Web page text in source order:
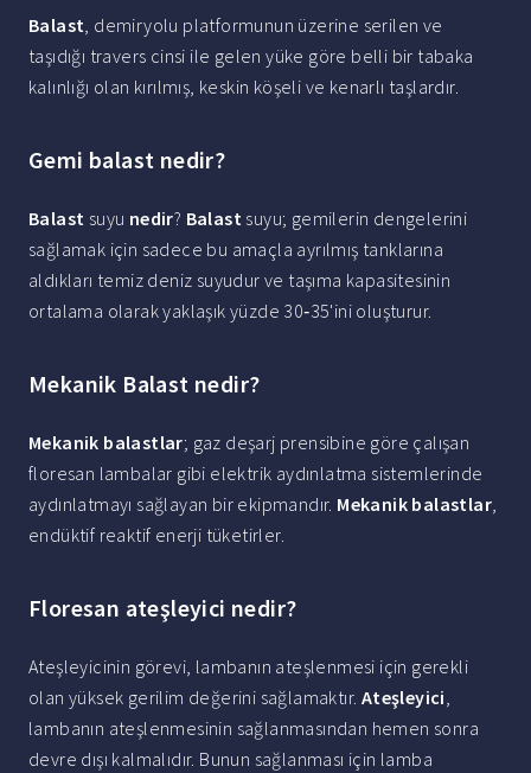
Balast, demiryolu platformunun üzerine serilen ve
taşıdığı travers cinsi ile gelen yüke göre belli bir tabaka
kalınlığı olan kırılmış, keskin köşeli ve kenarlı taşlardır.
Gemi balast nedir?
Balast suyu nedir? Balast suyu; gemilerin dengelerini
sağlamak için sadece bu amaçla ayrılmış tanklarına
aldıkları temiz deniz suyudur ve taşıma kapasitesinin
ortalama olarak yaklaşık yüzde 30‐35'ini oluşturur.
Mekanik Balast nedir?
Mekanik balastlar; gaz deşarj prensibine göre çalışan
floresan lambalar gibi elektrik aydınlatma sistemlerinde
aydınlatmayı sağlayan bir ekipmandır. Mekanik balastlar,
endüktif reaktif enerji tüketirler.
Floresan ateşleyici nedir?
Ateşleyicinin görevi, lambanın ateşlenmesi için gerekli
olan yüksek gerilim değerini sağlamaktır. Ateşleyici,
lambanın ateşlenmesinin sağlanmasından hemen sonra
devre dışı kalmalıdır. Bunun sağlanması için lamba